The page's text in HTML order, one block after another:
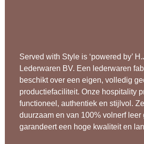
Served with Style is ‘powered by’
Lederwaren BV. Een lederwaren
beschikt over een eigen, volledig
productiefaciliteit. Onze hospitality
functioneel, authentiek en stijlvol.
duurzaam en van 100% volnerf leer
garandeert een hoge kwaliteit en